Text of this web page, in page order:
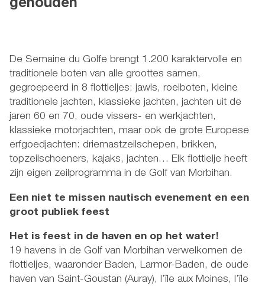
gehouden
De Semaine du Golfe brengt 1.200 karaktervolle en
traditionele boten van alle groottes samen,
gegroepeerd in 8 flottieljes: jawls, roeiboten, kleine
traditionele jachten, klassieke jachten, jachten uit de
jaren 60 en 70, oude vissers- en werkjachten,
klassieke motorjachten, maar ook de grote Europese
erfgoedjachten: driemastzeilschepen, brikken,
topzeilschoeners, kajaks, jachten… Elk flottielje heeft
zijn eigen zeilprogramma in de Golf van Morbihan.
Een niet te missen nautisch evenement en een
groot publiek feest
Het is feest in de haven en op het water!
19 havens in de Golf van Morbihan verwelkomen de
flottieljes, waaronder Baden, Larmor-Baden, de oude
haven van Saint-Goustan (Auray), l’île aux Moines, l’île